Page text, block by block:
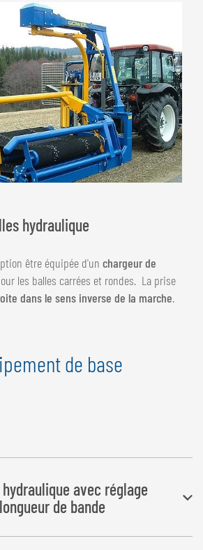
hydraulique
être équipée d'un chargeur de
les balles carrées et rondes. La prise
dans le sens inverse de la marche.
de base
avec réglage
de bande